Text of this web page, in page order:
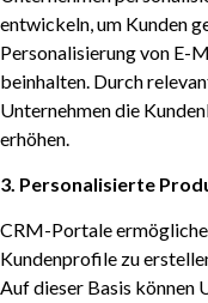
entwickeln, um Kunden
Personalisierung von E-
beinhalten. Durch
Unternehmen die
erhöhen.
3. Personalisierte
CRM-Portale
Kundenprofile zu
Auf dieser Basis können